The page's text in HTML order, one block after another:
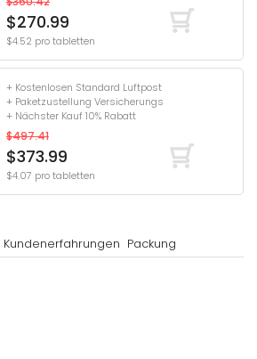
$270.99
$4.52 pro tabletten
+ Kostenlosen Standard Luftpost
+ Paketzustellung Versicherungs
+ Nächster Kauf 10% Rabatt
$497.41
$373.99
$4.07 pro tabletten
Kundenerfahrungen Packung